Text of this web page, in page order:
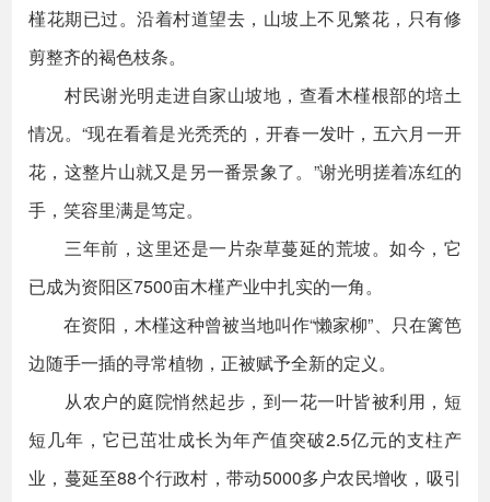
槿花期已过。沿着村道望去，山坡上不见繁花，只有修
剪整齐的褐色枝条。
村民谢光明走进自家山坡地，查看木槿根部的培土
情况。“现在看着是光秃秃的，开春一发叶，五六月一开
花，这整片山就又是另一番景象了。”谢光明搓着冻红的
手，笑容里满是笃定。
三年前，这里还是一片杂草蔓延的荒坡。如今，它
已成为资阳区7500亩木槿产业中扎实的一角。
在资阳，木槿这种曾被当地叫作“懒家柳”、只在篱笆
边随手一插的寻常植物，正被赋予全新的定义。
从农户的庭院悄然起步，到一花一叶皆被利用，短
短几年，它已茁壮成长为年产值突破2.5亿元的支柱产
业，蔓延至88个行政村，带动5000多户农民增收，吸引